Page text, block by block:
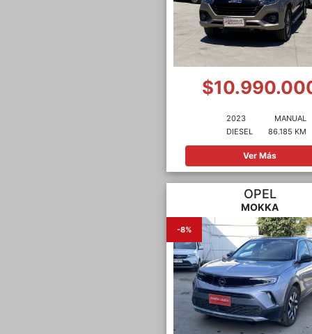
2023
DIESEL
MANUAL
86.185 KM
Ver Más
OPEL
MOKKA
-8%